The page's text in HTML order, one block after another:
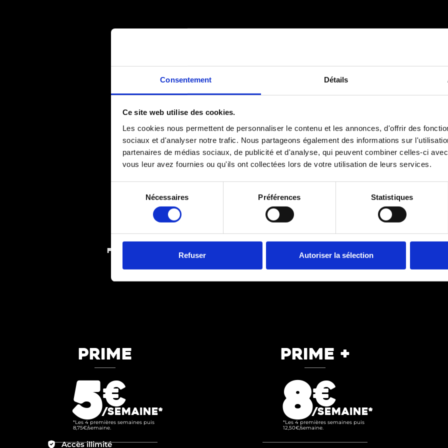
Consentement Détails
Ce site web utilise des cookies.
Les cookies nous permettent de personnaliser le contenu et les annonces, d'offrir des
sociaux et d'analyser notre trafic. Nous partageons également des informations sur
partenaires de médias sociaux, de publicité et d'analyse, qui peuvent combiner celles-ci
vous leur avez fournies ou qu'ils ont collectées lors de votre utilisation de leurs services.
consentement
Nécessaires Préférences Statistiques
Refuser Autoriser la sélection
FORMULES OPTIONS
PRIME
5€
/SEMAINE*
*Les 4 premières semaines puis
8,75€/semaine.
Accès illimité
PRIME +
8€
/SEMAINE*
*Les 4 premières semaines puis
12,50€/semaine.